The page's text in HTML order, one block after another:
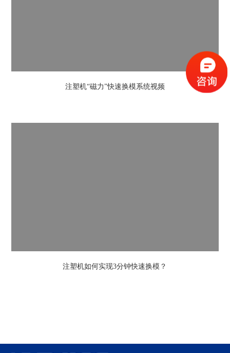
注塑机“磁力”快速换模系统视频
注塑机如何实现3分钟快速换模？